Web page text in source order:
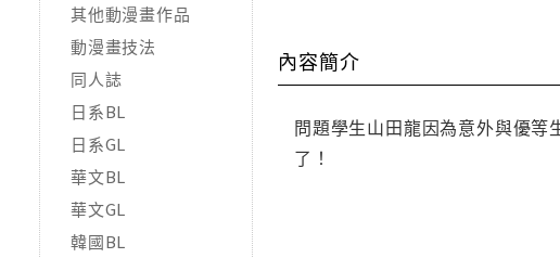
其他動漫畫作品
動漫畫技法
同人誌
日系BL
日系GL
華文BL
華文GL
韓國BL
內容簡介
問題學生山田龍因為意外與優
了！